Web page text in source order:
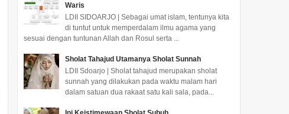
Waris
LDII SIDOARJO | Sebagai umat islam, tentunya kita
di tuntut untuk memperdalam ilmu agama yang
sesuai dengan tuntunan Allah dan Rosul serta ...
Sholat Tahajud Utamanya Sholat Sunnah
LDII Sdoarjo | Sholat tahajud merupakan sholat
sunnah yang dilakukan pada waktu malam hari
dalam satuan dua rakaat satu kali sala, pada...